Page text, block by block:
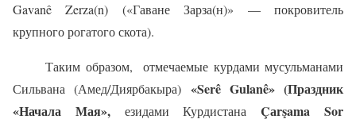
Gavanê Zerza(n) («Гаване Зарза(н)» — покровитель
крупного рогатого скота).
Таким образом, отмечаемые курдами мусульманами
Сильвана (Амед/Диярбакыра) «Serê Gulanê» (Праздник
«Начала Мая», езидами КурдистанаÇаrşama
Sor